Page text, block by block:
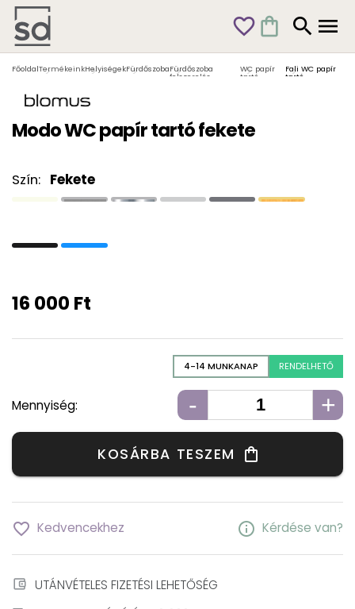
favorite_outline shopping_bag search menu
FőoldalTermékeinkHelyiségekFürdőszobaFürdőszoba
felszerelés
WC papír
tartó
Fali WC papír
tartó
Modo WC papír tartó fekete
16 000 Ft
Szín: Fekete
4-14 MUNKANAP RENDELHETŐ
Mennyiség: - +
KOSÁRBA TESZEM shopping_bag
favorite_border Kedvencekhez info Kérdése van?
account_balance_wallet UTÁNVÉTELES FIZETÉSI LEHETŐSÉG